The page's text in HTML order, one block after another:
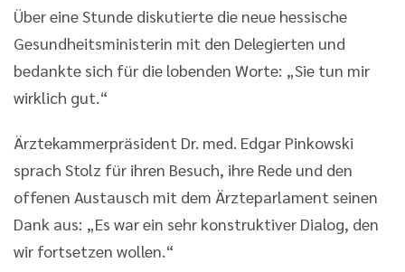
Über eine Stunde diskutierte die neue hessische
Gesundheitsministerin mit den Delegierten und
bedankte sich für die lobenden Worte: „Sie tun mir
wirklich gut.“
Ärztekammerpräsident Dr. med. Edgar Pinkowski
sprach Stolz für ihren Besuch, ihre Rede und den
offenen Austausch mit dem Ärzteparlament seinen
Dank aus: „Es war ein sehr konstruktiver Dialog, den
wir fortsetzen wollen.“